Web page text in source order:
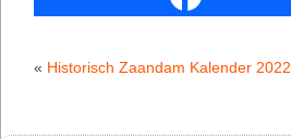
« Historisch Zaandam Kalender 2022